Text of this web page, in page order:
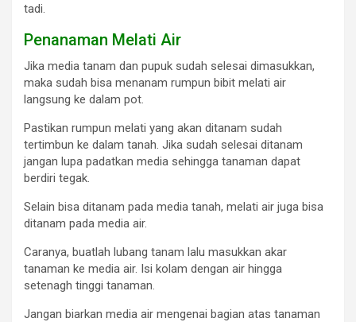
tadi.
Penanaman Melati Air
Jika media tanam dan pupuk sudah selesai dimasukkan,
maka sudah bisa menanam rumpun bibit melati air
langsung ke dalam pot.
Pastikan rumpun melati yang akan ditanam sudah
tertimbun ke dalam tanah. Jika sudah selesai ditanam
jangan lupa padatkan media sehingga tanaman dapat
berdiri tegak.
Selain bisa ditanam pada media tanah, melati air juga bisa
ditanam pada media air.
Caranya, buatlah lubang tanam lalu masukkan akar
tanaman ke media air. Isi kolam dengan air hingga
setenagh tinggi tanaman.
Jangan biarkan media air mengenai bagian atas tanaman